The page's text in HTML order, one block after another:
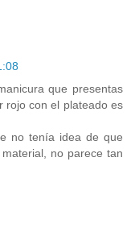
que presentas
rojo con el plateado es
no tenía idea de que
no parece tan